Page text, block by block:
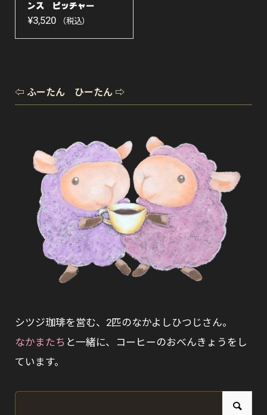
ンス ピッチャー
L...
¥3,520 （税込）
⇦ ふーたん ひーたん ⇨
シツジ珈琲を営む、2匹のなかよしひつじさん。
なかまたち と一緒に、コーヒーのおべんきょうをし
ています。